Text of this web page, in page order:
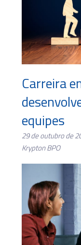
Carreira
equipes
29 de outubro de
Krypton BPO